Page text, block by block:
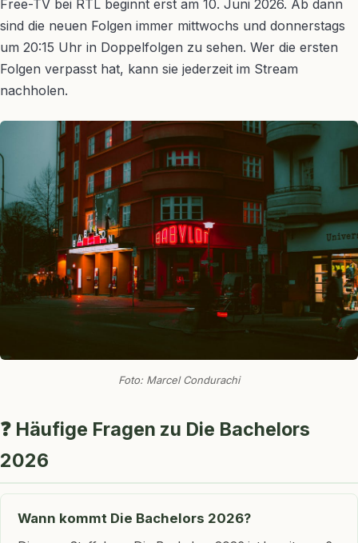
Free-TV bei RTL beginnt erst am 10. Juni 2026. Ab dann
sind die neuen Folgen immer mittwochs und donnerstags
um 20:15 Uhr in Doppelfolgen zu sehen. Wer die ersten
Folgen verpasst hat, kann sie jederzeit im Stream
nachholen.
Foto: Marcel Condurachi
❓ Häufige Fragen zu Die Bachelors
2026
Wann kommt Die Bachelors 2026?